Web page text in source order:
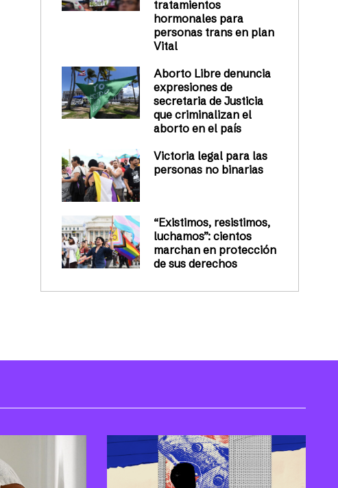
tratamientos
hormonales para
personas trans en plan
Vital
Aborto Libre denuncia
expresiones de
secretaria de Justicia
que criminalizan el
aborto en el país
Victoria legal para las
personas no binarias
“Existimos, resistimos,
luchamos”: cientos
marchan en protección
de sus derechos